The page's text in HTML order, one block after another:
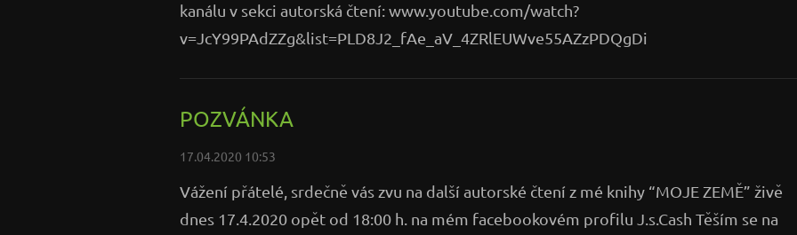
kanálu v sekci autorská čtení: www.youtube.com/watch?
v=JcY99PAdZZg&list=PLD8J2_fAe_aV_4ZRlEUWve55AZzPDQgDi
POZVÁNKA
17.04.2020 10:53
Vážení přátelé, srdečně vás zvu na další autorské čtení z mé knihy “MOJE ZEMĚ” živě
dnes 17.4.2020 opět od 18:00 h. na mém facebookovém profilu J.s.Cash Těším se na